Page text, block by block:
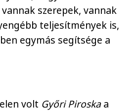
szerepek, vannak
teljesítmények is,
egymás segítsége a
volt Győri Piroskaa